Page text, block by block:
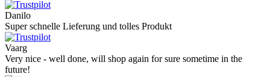
Danilo
Super schnelle Lieferung und tolles Produkt
Vaarg
Very nice - well done, will shop again for sure sometime in the
future!